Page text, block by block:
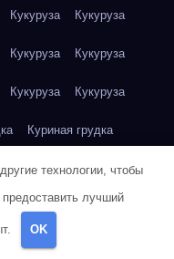
Кукуруза Кукуруза
Кукуруза Кукуруза
Кукуруза Кукуруза
Куриная грудка
Куриная грудка
Куриная грудка
яйцо
технологии, чтобы
лучший
OK